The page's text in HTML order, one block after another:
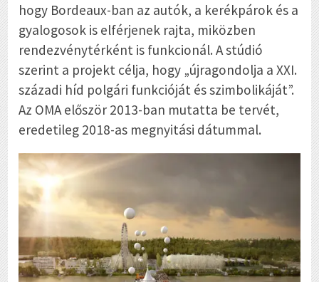
hogy Bordeaux-ban az autók, a kerékpárok és a
gyalogosok is elférjenek rajta, miközben
rendezvénytérként is funkcionál. A stúdió
szerint a projekt célja, hogy „újragondolja a XXI.
századi híd polgári funkcióját és szimbolikáját”.
Az OMA először 2013-ban mutatta be tervét,
eredetileg 2018-as megnyitási dátummal.